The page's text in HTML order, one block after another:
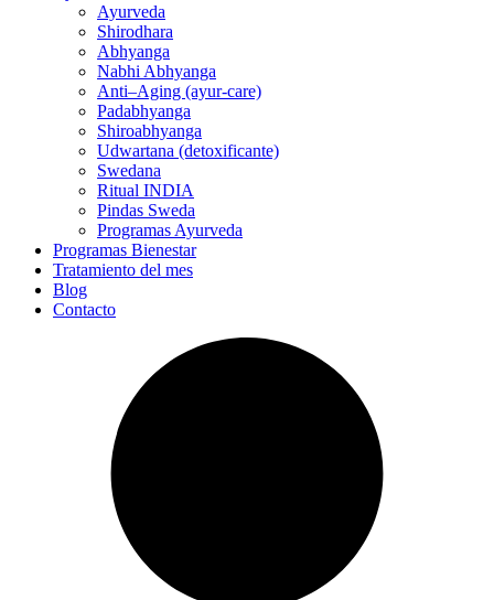
Ayurveda
Shirodhara
Abhyanga
Nabhi Abhyanga
Anti–Aging (ayur-care)
Padabhyanga
Shiroabhyanga
Udwartana (detoxificante)
Swedana
Ritual INDIA
Pindas Sweda
Programas Ayurveda
Programas Bienestar
Tratamiento del mes
Blog
Contacto